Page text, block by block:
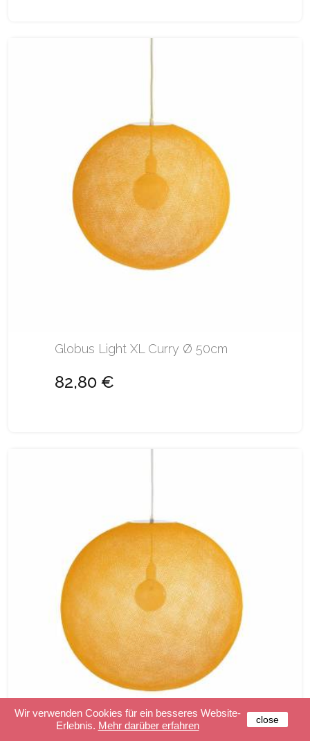
Globus Light XL Curry Ø 50cm
82,80 €
Wir verwenden Cookies für ein besseres Website-
Erlebnis. Mehr darüber erfahren close